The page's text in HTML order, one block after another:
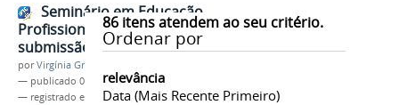
86itens atendem ao seu critério.
Ordenar por
relevância
Data (mais Recente Primeiro)
Seminário em Educação
Profissional e Tecnológica:
submissão de trabalhos até 15/9
porVirgínia Graziela Fonseca Barbosa
— publicado 04/09/2025
— registrado em:
Seminário em EPT,Campus